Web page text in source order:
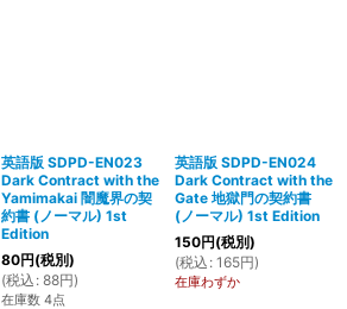
英語版 SDPD-EN023
Dark Contract with the
Yamimakai 闇魔界の契
約書 (ノーマル) 1st
Edition
80円(税別)
(税込 : 88円)
在庫数 4点
英語版 SDPD-EN024
Dark Contract with the
Gate 地獄門の契約書
(ノーマル) 1st Edition
150円(税別)
(税込 : 165円)
在庫わずか